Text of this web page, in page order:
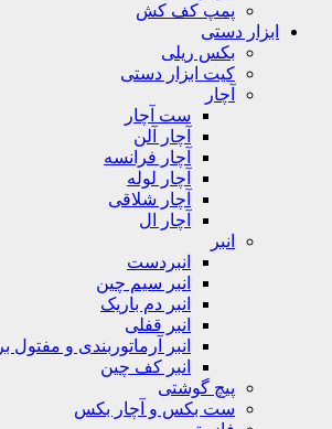
پمپ کف کش
ابزار دستی
بکس ریلی
کیت ابزار دستی
آچار
ست آچار
آچار آلن
آچار فرانسه
آچار لوله
آچار شلاقی
آچار ال
انبر
انبردست
انبر سیم چین
انبر دم باریک
انبر قفلی
انبر آرماتوربندی و مفتول بر
انبر کف چین
پیچ گوشتی
ست بکس و آچار بکس